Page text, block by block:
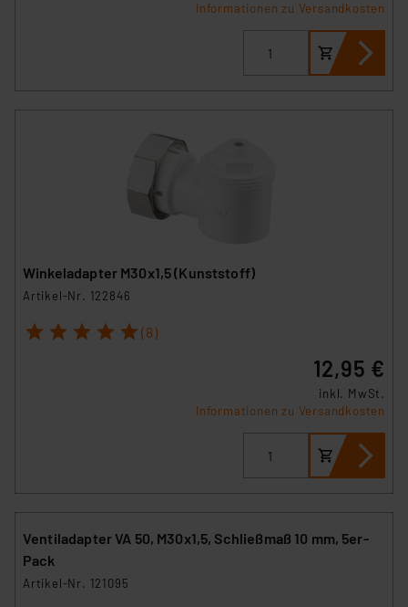
Informationen zu Versandkosten
Winkeladapter M30x1,5 (Kunststoff)
Artikel-Nr. 122846
1 2 3 4 5 (8)
12,95 €
inkl. MwSt.
Informationen zu Versandkosten
Ventiladapter VA 50, M30x1,5, Schließmaß 10 mm, 5er-
Pack
Artikel-Nr. 121095